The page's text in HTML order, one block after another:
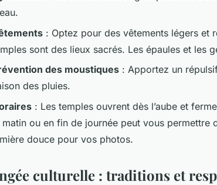
: Optez pour des vêtements légers et
sont des lieux sacrés. Les épaules et les
des moustiques : Apportez un
des pluies.
: Les temples ouvrent dès l’aube et
matin ou en fin de journée peut vous permettre
douce pour vos photos.
culturelle : traditions et